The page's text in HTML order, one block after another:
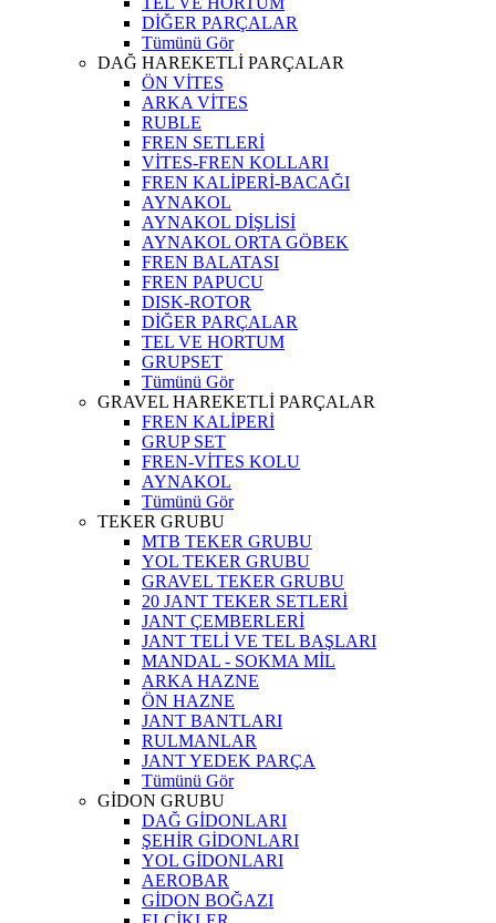
DİĞER PARÇALAR
Tümünü Gör
DAĞ HAREKETLİ PARÇALAR
ÖN VİTES
ARKA VİTES
RUBLE
FREN SETLERİ
VİTES-FREN KOLLARI
FREN KALİPERİ-BACAĞI
AYNAKOL
AYNAKOL DİŞLİSİ
AYNAKOL ORTA GÖBEK
FREN BALATASI
FREN PAPUCU
DISK-ROTOR
DİĞER PARÇALAR
TEL VE HORTUM
GRUPSET
Tümünü Gör
GRAVEL HAREKETLİ PARÇALAR
FREN KALİPERİ
GRUP SET
FREN-VİTES KOLU
AYNAKOL
Tümünü Gör
TEKER GRUBU
MTB TEKER GRUBU
YOL TEKER GRUBU
GRAVEL TEKER GRUBU
20 JANT TEKER SETLERİ
JANT ÇEMBERLERİ
JANT TELİ VE TEL BAŞLARI
MANDAL - SOKMA MİL
ARKA HAZNE
ÖN HAZNE
JANT BANTLARI
RULMANLAR
JANT YEDEK PARÇA
Tümünü Gör
GİDON GRUBU
DAĞ GİDONLARI
ŞEHİR GİDONLARI
YOL GİDONLARI
AEROBAR
GİDON BOĞAZI